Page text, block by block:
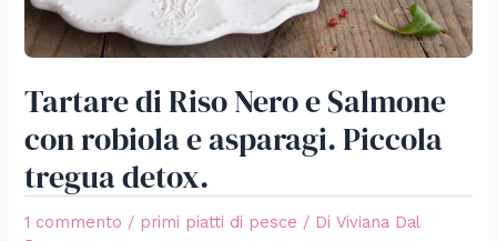
Tartare di Riso Nero e Salmone
con robiola e asparagi. Piccola
tregua detox.
1 commento / primi piatti di pesce / DiViviana Dal
asparagi.
Piccola
tregua
detox.